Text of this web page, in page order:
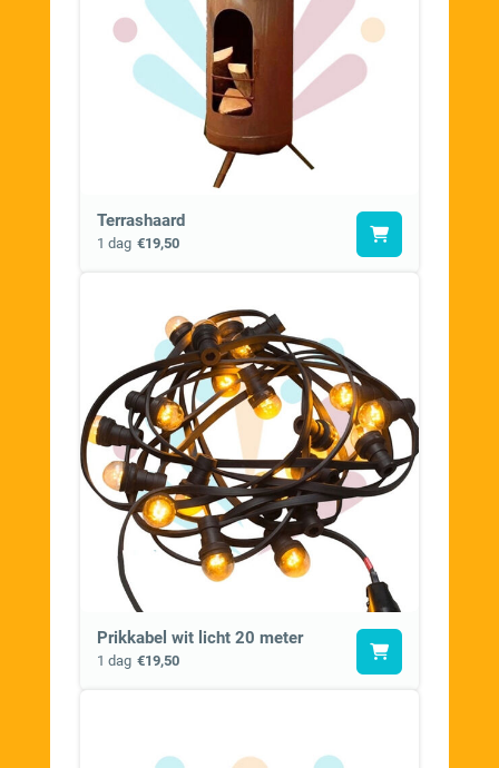
Terrashaard
1 dag €19,50
Prikkabel wit licht 20 meter
1 dag €19,50